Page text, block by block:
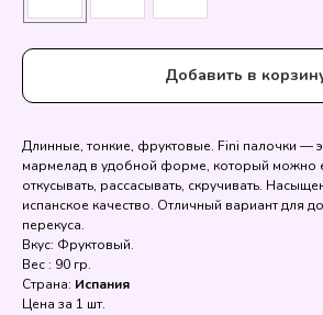
Добавить в
Длинные, тонкие, фруктовые. Fini палочки —
мармелад в удобной форме, который можно
откусывать, рассасывать, скручивать.
испанское качество. Отличный вариант для
перекуса.
Вкус: Фруктовый.
Вес : 90 гр.
Страна: Испания
Цена за 1 шт.